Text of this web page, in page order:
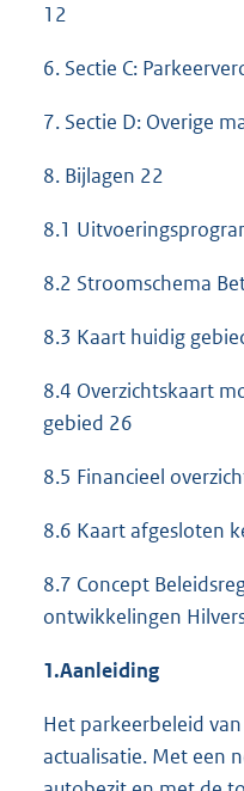
12
6. Sectie C:
7. Sectie D: Overige
8. Bijlagen 22
8.1
8.2 Stroomschema
8.3 Kaart huidig
8.4 Overzichtskaart
gebied 26
8.5 Financieel
8.6 Kaart afgesloten
8.7 Concept
ontwikkelingen
1.Aanleiding
Het parkeerbeleid
actualisatie. Met een